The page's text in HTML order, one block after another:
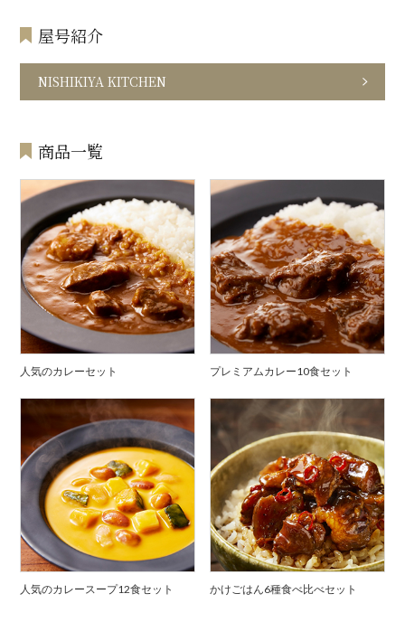
屋号紹介
NISHIKIYA KITCHEN
商品一覧
人気のカレーセット プレミアムカレー10食セット
人気のカレースープ12食セット かけごはん6種食べ比べセット